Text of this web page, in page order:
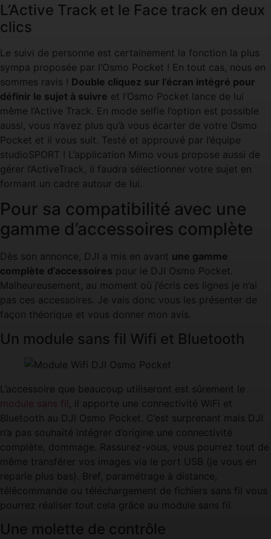
L’Active Track et le Face track en deux
clics
Le suivi de personne est certainement la fonction la plus
sympa proposée par l’Osmo Pocket ! En tout cas, nous en
sommes ravis ! Double cliquez sur l’écran intégré pour
définir le sujet à suivre et l’Osmo Pocket lance de lui
même l’Active Track. En mode selfie l’option est possible
aussi, vous n’avez plus qu’à vous écarter de votre Osmo
Pocket et il vous suit. Testé et approuvé par l’équipe
studioSPORT ! L’application Mimo vous propose aussi de
gérer l’ActiveTrack, il faudra sélectionner votre sujet en
formant un cadre autour de lui.
Pour sa compatibilité avec une
gamme d’accessoires complète
Dès son annonce, DJI a mis en avant une gamme
complète d’accessoires pour le DJI Osmo Pocket.
Malheureusement, au moment où j’écris ces lignes je n’ai
pas ces accessoires. Je vais donc vous les présenter de
façon théorique et vous donner mon avis.
Un module sans fil Wifi et Bluetooth
L’accessoire que beaucoup utiliseront est sûrement le
module sans fil
, il apporte une connectivité WiFi et
Bluetooth au DJI Osmo Pocket. C’est surprenant mais DJI
n’a pas souhaité intégrer d’origine une connectivité
complète, dommage. Rassurez-vous, vous pourrez tout de
même transférer vos images via le port USB (je vous en
reparle plus bas). Bref, paramétrage à distance,
télécommande ou téléchargement de fichiers sans fil vous
pourrez réaliser tout cela grâce au module sans fil.
Une molette de contrôle